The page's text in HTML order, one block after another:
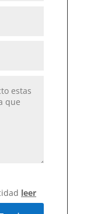
leer